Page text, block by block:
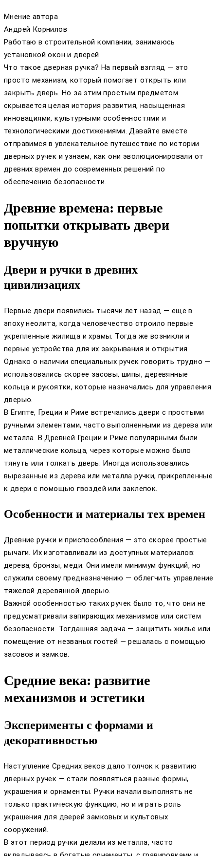
Мнение автора
Андрей Корнилов
Работаю в строительной компании, занимаюсь
установкой окон и дверей
Что такое дверная ручка? На первый взгляд — это
просто механизм, который помогает открыть или
закрыть дверь. Но за этим простым предметом
скрывается целая история развития, насыщенная
инновациями, культурными особенностями и
технологическими достижениями. Давайте вместе
отправимся в увлекательное путешествие по истории
дверных ручек и узнаем, как они эволюционировали от
древних времен до современных решений по
обеспечению безопасности.
Древние времена: первые
попытки открывать двери
вручную
Двери и ручки в древних
цивилизациях
Первые двери появились тысячи лет назад — еще в
эпоху неолита, когда человечество строило первые
укрепленные жилища и храмы. Тогда же возникли и
первые устройства для их закрывания и открытия.
Однако о наличии специальных ручек говорить трудно —
использовались скорее засовы, шипы, деревянные
кольца и рукоятки, которые назначались для управления
дверью.
В Египте, Греции и Риме встречались двери с простыми
ручными элементами, часто выполненными из дерева или
металла. В Древней Греции и Риме популярными были
металлические кольца, через которые можно было
тянуть или толкать дверь. Иногда использовались
вырезанные из дерева или металла ручки, прикрепленные
к двери с помощью гвоздей или заклепок.
Особенности и материалы тех времен
Древние ручки и приспособления — это скорее простые
рычаги. Их изготавливали из доступных материалов:
дерева, бронзы, меди. Они имели минимум функций, но
служили своему предназначению — облегчить управление
тяжелой деревянной дверью.
Важной особенностью таких ручек было то, что они не
предусматривали запирающих механизмов или систем
безопасности. Тогдашняя задача — защитить жилье или
помещение от незваных гостей — решалась с помощью
засовов и замков.
Средние века: развитие
механизмов и эстетики
Эксперименты с формами и
декоративностью
Наступление Средних веков дало толчок к развитию
дверных ручек — стали появляться разные формы,
украшения и орнаменты. Ручки начали выполнять не
только практическую функцию, но и играть роль
украшения для дверей замковых и культовых
сооружений.
В этот период ручки делали из металла, часто